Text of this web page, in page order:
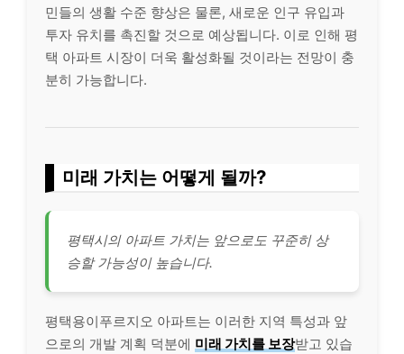
민들의 생활 수준 향상은 물론, 새로운 인구 유입과
투자 유치를 촉진할 것으로 예상됩니다. 이로 인해 평
택 아파트 시장이 더욱 활성화될 것이라는 전망이 충
분히 가능합니다.
미래 가치는 어떻게 될까?
평택시의 아파트 가치는 앞으로도 꾸준히 상
승할 가능성이 높습니다.
평택용이푸르지오 아파트는 이러한 지역 특성과 앞
으로의 개발 계획 덕분에 미래 가치를 보장받고 있습